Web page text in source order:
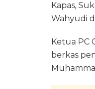
Kapas,
Wahyudi
Ketua PC
berkas